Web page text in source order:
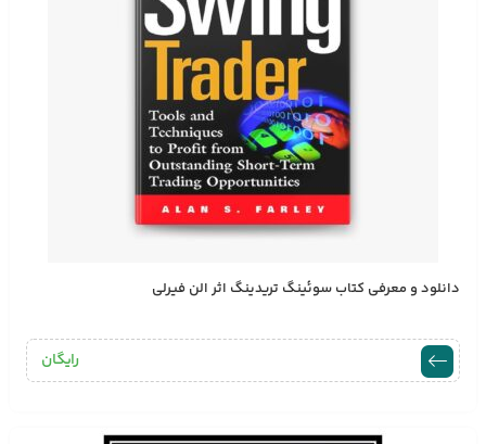
دانلود و معرفی کتاب سوئینگ تریدینگ اثر الن فیرلی
رایگان